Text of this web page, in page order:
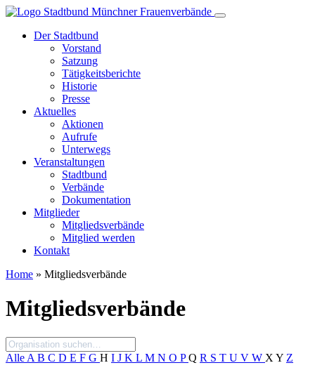
Der Stadtbund
Vorstand
Satzung
Tätigkeitsberichte
Historie
Presse
Aktuelles
Aktionen
Aufrufe
Unterwegs
Veranstaltungen
Stadtbund
Verbände
Dokumentation
Mitglieder
Mitgliedsverbände
Mitglied werden
Kontakt
Home » Mitgliedsverbände
Mitgliedsverbände
Alle A B C D E F G H I J K L M N O PQ R S T U V W X Y Z